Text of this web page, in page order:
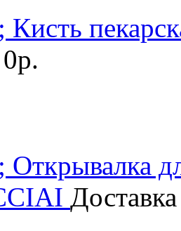
Кисть
Открывалка